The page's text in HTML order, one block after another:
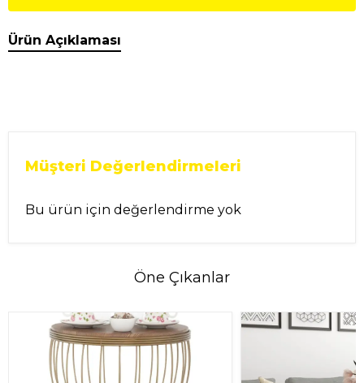
Ürün Açıklaması
Müşteri Değerlendirmeleri
Bu ürün için değerlendirme yok
Öne Çıkanlar